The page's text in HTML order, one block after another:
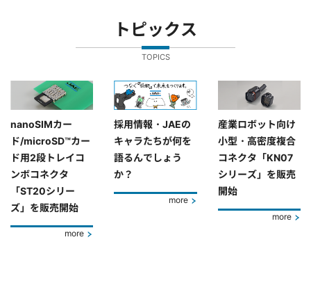
トピックス
TOPICS
nanoSIMカー
ド/microSD™カー
ド用2段トレイコ
ンボコネクタ
「ST20シリー
ズ」を販売開始
more
採用情報・JAEの
キャラたちが何を
語るんでしょう
か？
more
産業ロボット向け
小型・高密度複合
コネクタ「KN07
シリーズ」を販売
開始
more